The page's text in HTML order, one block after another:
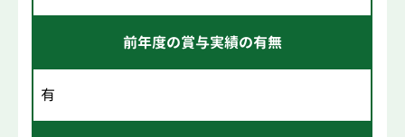
前年度の賞与実績の有無
有